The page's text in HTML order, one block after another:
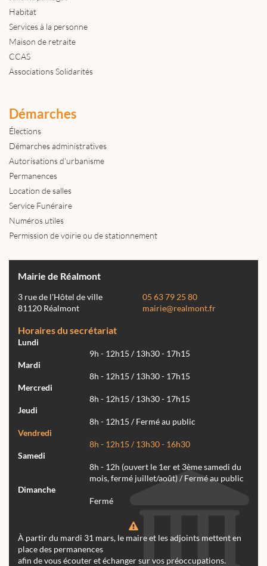
Habitat
Services à la personne
Maison de retraite
CCAS
Associations Solidarités
Démarches
Élections
Démarches administratives
Autorisations d'urbanisme
Permanences
Location de salles
Service Funéraire
Numéros utiles
Permission de voirie ou de stationnement
Mairie de Réalmont
3 rue de l'Hôtel de ville
81120 Réalmont
05 63 79 25 80
mairie@realmont.fr
Horaires du secrétariat
Lundi
9h - 12h15 / 13h30 - 17h15
Mardi
8h - 12h15 / 13h30 - 17h15
Mercredi
8h - 12h15 / 13h30 - 17h15
Jeudi
8h - 12h15 / Fermé au public
Vendredi
8h - 12h15 / 13h30 - 16h30
Samedi
8h - 12h (ouvert le 1er et 3ème samedi du
mois, fermé juillet/août) / Fermé au public
Dimanche
Fermé
À partir du mardi 31 mars, le maire et les adjoints mettent en
place des permanences
afin de vous écouter et échanger sur vos préoccupations.